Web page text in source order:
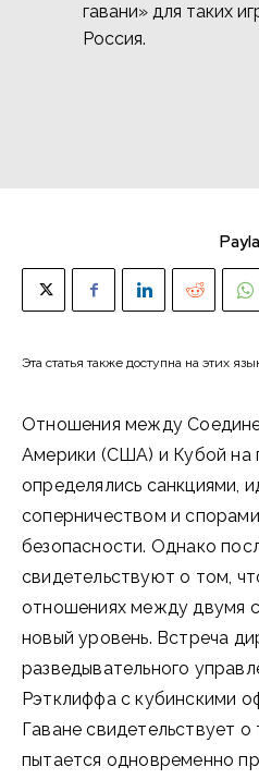
гавани» для таких
Россия.
Эта статья также доступна на этих
Отношения между
Америки (США) и Кубой на
определялись санкциями,
соперничеством и
безопасности. Однако
свидетельствуют о том,
отношениях между двумя
новый уровень. Встреча
разведывательного
Рэтклиффа с кубинскими
Гаване свидетельствует
пытается одновременно